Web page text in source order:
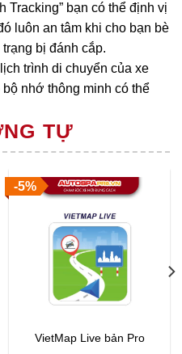
Tracking” bạn có thể định vị
luôn an tâm khi cho bạn bè
bị đánh cắp.
trình di chuyển của xe
nhớ thông minh có thể
TỰ
-5%
VietMap Live bản Pro